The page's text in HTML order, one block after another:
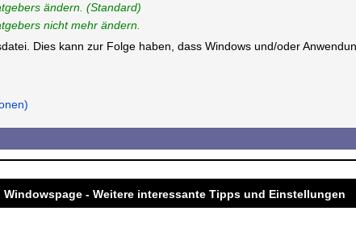
ändern. (Standard)
nicht mehr ändern.
Dies kann zur Folge haben, dass Windows und/oder
Windowspage - Weitere interessante Tipps und Einstellungen